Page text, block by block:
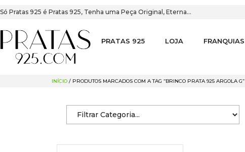
Só Pratas 925 é Pratas 925, Tenha uma Peça Original, Eterna…
PRATAS 925 LOJA FRANQUIAS
INÍCIO / PRODUTOS MARCADOS COM A TAG “BRINCO PRATA 925 ARGOLA G”